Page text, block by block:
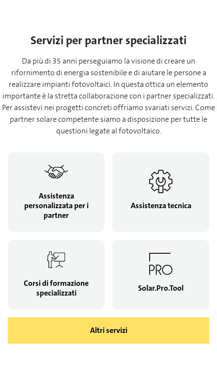
Servizi per partner specializzati
Da più di 35 anni perseguiamo la visione di creare un
rifornimento di energia sostenibile e di aiutare le persone a
realizzare impianti fotovoltaici. In questa ottica un elemento
importante è la stretta collaborazione con i partner specializzati.
Per assistevi nei progetti concreti offriamo svariati servizi. Come
partner solare competente siamo a disposizione per tutte le
questioni legate al fotovoltaico.
Assistenza
personalizzata per i
partner
Assistenza tecnica
Corsi di formazione
specializzati
Solar.Pro.Tool
Altri servizi